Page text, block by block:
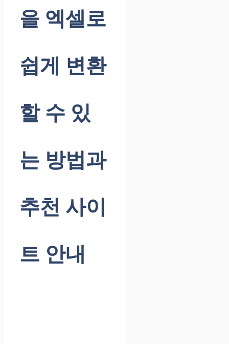
을 엑셀로
쉽게 변환
할 수 있
는 방법과
추천 사이
트 안내